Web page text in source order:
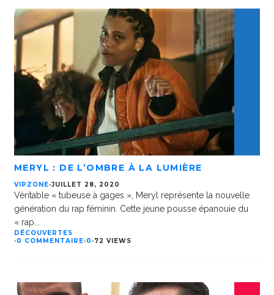
MERYL : DE L’OMBRE À LA LUMIÈRE
VIPZONE·JUILLET 28, 2020
Véritable « tubeuse à gages », Meryl représente la nouvelle
génération du rap féminin. Cette jeune pousse épanouie du
« rap
DÉCOUVERTES
·0 COMMENTAIRE·0 ·72 VIEWS